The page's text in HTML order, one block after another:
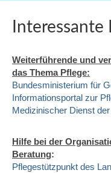
Leistungen
Karriere
Interessante
Weiterführende und
das Thema Pflege:
Bundesministerium für
Informationsportal zur
Medizinischer Dienst
Hilfe bei der
Beratung:
Pflegestützpunkt des